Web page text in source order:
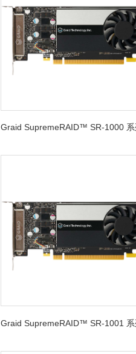
Graid SupremeRAID™ SR-1000 系
Graid SupremeRAID™ SR-1001 系